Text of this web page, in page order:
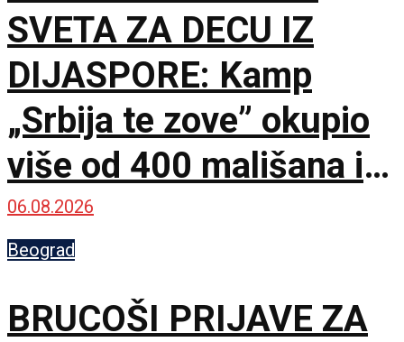
SVETA ZA DECU IZ
DIJASPORE: Kamp
„Srbija te zove” okupio
više od 400 mališana iz
17 zemalja
06.08.2026
Beograd
BRUCOŠI PRIJAVE ZA